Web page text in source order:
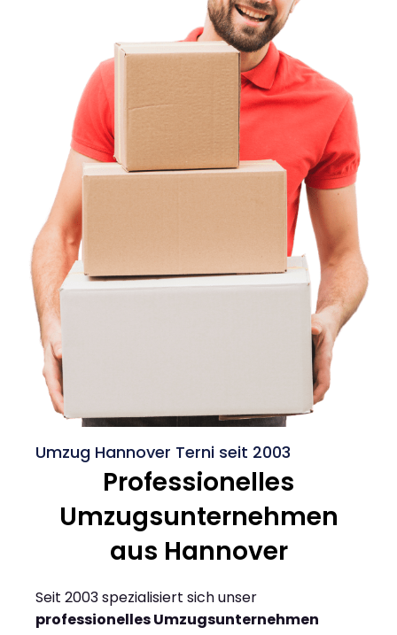
Umzug Hannover Terni seit 2003
Professionelles
Umzugsunternehmen
aus Hannover
Seit 2003 spezialisiert sich unser
professionelles Umzugsunternehmen